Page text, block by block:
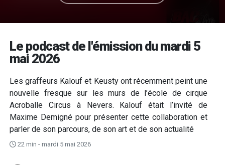
Le podcast de l'émission du mardi 5
mai 2026
Les graffeurs Kalouf et Keusty ont récemment peint une
nouvelle fresque sur les murs de l’école de cirque
Acroballe Circus à Nevers. Kalouf était l’invité de
Maxime Demigné pour présenter cette collaboration et
parler de son parcours, de son art et de son actualité
22 min - mardi 5 mai 2026